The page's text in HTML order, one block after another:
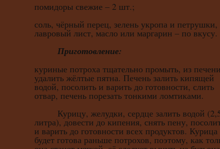
помидоры свежие – 2 шт.;
соль, чёрный перец, зелень укропа и петрушки,
лавровый лист, масло или маргарин – по вкусу.
Приготовление:
куриные потроха тщательно промыть, из
удалить жёлтые пятна. Печень залить кипящей
водой, посолить и варить до готовности, слить
отвар, печень порезать тонкими ломтиками.
Курицу, желудки, сердце залить водой
литра), довести до кипения, снять пену,
и варить до готовности всех продуктов. Курица
будет готова раньше потрохов, поэтому, как